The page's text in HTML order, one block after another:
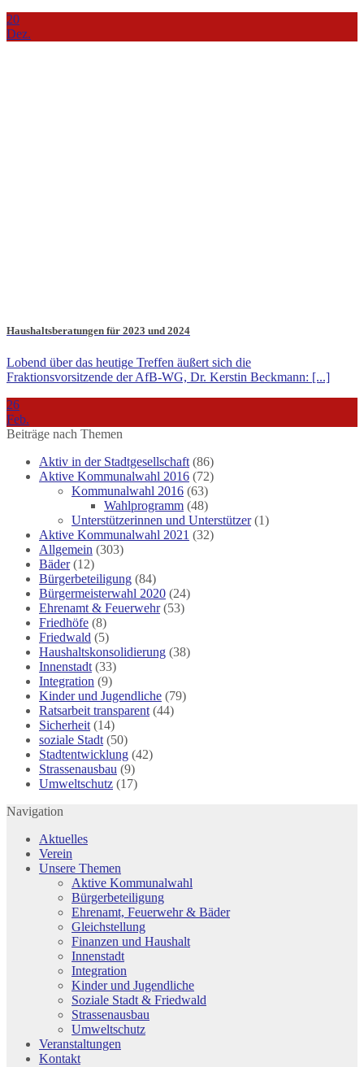
20
Dez.
Haushaltsberatungen für 2023 und 2024
Lobend über das heutige Treffen äußert sich die
Fraktionsvorsitzende der AfB-WG, Dr. Kerstin Beckmann: [...]
26
Feb.
Beiträge nach Themen
Aktiv in der Stadtgesellschaft (86)
Aktive Kommunalwahl 2016 (72)
Kommunalwahl 2016 (63)
Wahlprogramm (48)
Unterstützerinnen und Unterstützer(1)
Aktive Kommunalwahl 2021 (32)
Allgemein (303)
Bäder(12)
Bürgerbeteiligung (84)
Bürgermeisterwahl 2020 (24)
Ehrenamt & Feuerwehr(53)
Friedhöfe (8)
Friedwald (5)
Haushaltskonsolidierung (38)
Innenstadt (33)
Integration (9)
Kinder und Jugendliche (79)
Ratsarbeit transparent (44)
Sicherheit (14)
soziale Stadt (50)
Stadtentwicklung (42)
Strassenausbau (9)
Umweltschutz (17)
Navigation
Aktuelles
Verein
Unsere Themen
Aktive Kommunalwahl
Bürgerbeteiligung
Ehrenamt, Feuerwehr & Bäder
Gleichstellung
Finanzen und Haushalt
Innenstadt
Integration
Kinder und Jugendliche
Soziale Stadt & Friedwald
Strassenausbau
Umweltschutz
Veranstaltungen
Kontakt